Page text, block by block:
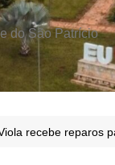
do São Patrício
recebe reparos